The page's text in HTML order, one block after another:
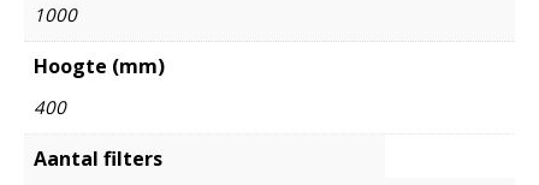
1000
Hoogte (mm)
400
Aantal filters